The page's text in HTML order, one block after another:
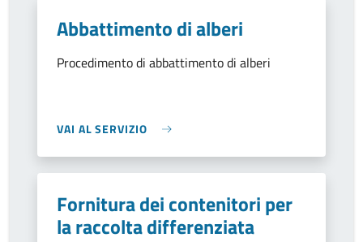
Abbattimento di alberi
Procedimento di abbattimento di alberi
VAI AL SERVIZIO
Fornitura dei contenitori per
la raccolta differenziata